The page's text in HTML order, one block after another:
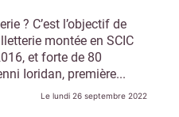
? C’est l’objectif de
montée en SCIC
et forte de 80
Ioridan, première...
Le lundi 26 septembre 2022